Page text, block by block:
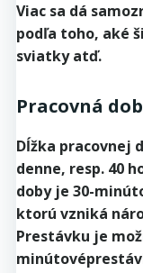
Viac sa dá
podľa toho, aké
sviatky atď.
Pracovná
Dĺžka pracovnej
denne, resp. 40
doby je 30-
ktorú vzniká
Prestávku je